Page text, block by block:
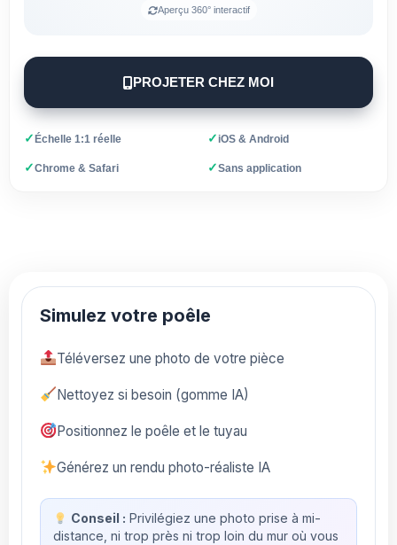
Aperçu 360° interactif
PROJETER CHEZ MOI
✓Échelle 1:1 réelle ✓iOS & Android
✓Chrome & Safari ✓Sans application
Simulez votre poêle
Téléversez une photo de votre pièce
Nettoyez si besoin (gomme IA)
Positionnez le poêle et le tuyau
Générez un rendu photo-réaliste IA
Conseil : Privilégiez une photo prise à mi-
distance, ni trop près ni trop loin du mur où vous